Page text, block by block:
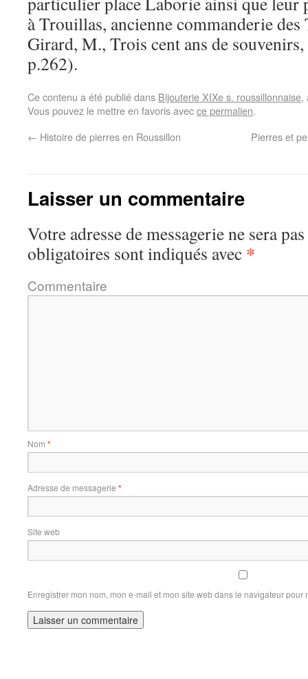
à Trouillas, ancienne commanderie
Girard, M., Trois cent ans de
p.262).
Ce contenu a été publié dans Bijouterie XIXe s. roussillonnaise,
Vous pouvez le mettre en favoris avecce permalien.
← Histoire de pierres en Roussillon Pierres et
Laisser un commentaire
Votre adresse de messagerie ne sera
obligatoires sont indiqués avec *
Commentaire
Nom *
Adresse de messagerie *
Site web
Enregistrer mon nom, mon e-mail et mon site web dans le navigateur pour